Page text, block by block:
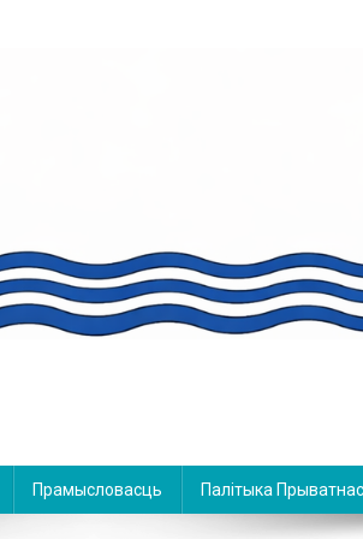
Прамысловасць Палітыка